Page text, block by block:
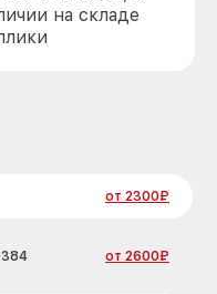
на складе
от 2300₽
от 2600₽